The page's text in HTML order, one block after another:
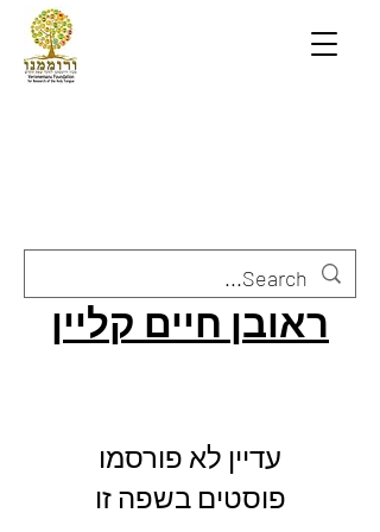
ראובן חיים קליין
עדיין לא פורסמו
פוסטים בשפה זו